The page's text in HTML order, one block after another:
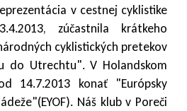
v cestnej cyklistike
zúčastnila krátkeho
cyklistických pretekov
do Utrechtu". V Holandskom
14.7.2013 konať "Európsky
Náš klub v Poreči